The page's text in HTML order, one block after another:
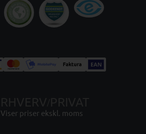
Viser priser ekskl. moms